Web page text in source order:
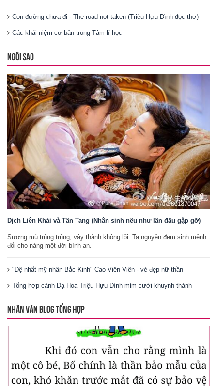
Con đường chưa đi - The road not taken (Triệu Hựu Đình đọc thơ)
Các khái niệm cơ bản trong Tâm lí học
NGÔI SAO
Dịch Liên Khải và Tần Tang (Nhân sinh nếu như lần đầu gặp gỡ)
Sương mù trùng trùng, vây thành không lối. Ta nguyện đem sinh mệnh
đổi cho nàng một đời bình an.
"Đệ nhất mỹ nhân Bắc Kinh" Cao Viên Viên - vẻ đẹp nữ thần
Tổng hợp cảnh Dạ Hoa Triệu Hựu Đình mỉm cười khuynh thành
NHÂN VĂN BLOG TỔNG HỢP